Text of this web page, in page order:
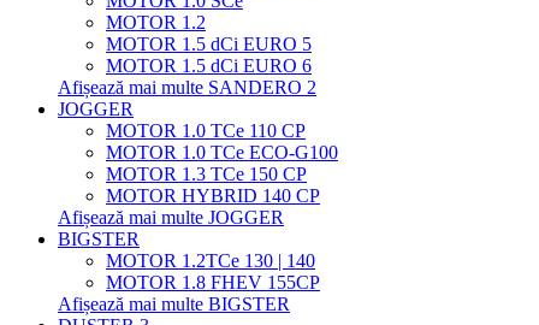
MOTOR 1.2
MOTOR 1.5 dCi EURO 5
MOTOR 1.5 dCi EURO 6
Afișează mai multe SANDERO 2
JOGGER
MOTOR 1.0 TCe 110 CP
MOTOR 1.0 TCe ECO-G100
MOTOR 1.3 TCe 150 CP
MOTOR HYBRID 140 CP
Afișează mai multe JOGGER
BIGSTER
MOTOR 1.2TCe 130 | 140
MOTOR 1.8 FHEV 155CP
Afișează mai multe BIGSTER